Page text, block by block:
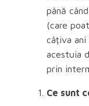
până
(care
câțiva ani
acestuia
prin
Ce sunt